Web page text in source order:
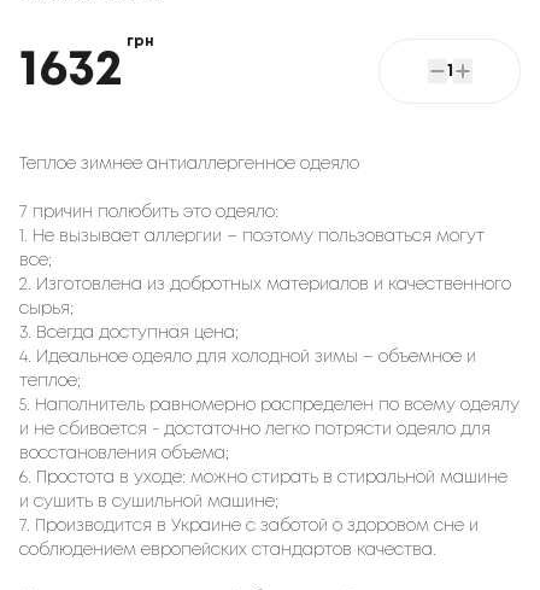
1632
грн
1
Теплое зимнее антиаллергенное одеяло
7 причин полюбить это одеяло:
1. Не вызывает аллергии – поэтому пользоваться могут
все;
2. Изготовлена из добротных материалов и качественного
сырья;
3. Всегда доступная цена;
4. Идеальное одеяло для холодной зимы – объемное и
теплое;
5. Наполнитель равномерно распределен по всему одеялу
и не сбивается - достаточно легко потрясти одеяло для
восстановления объема;
6. Простота в уходе: можно стирать в стиральной машине
и сушить в сушильной машине;
7. Производится в Украине с заботой о здоровом сне и
соблюдением европейских стандартов качества.